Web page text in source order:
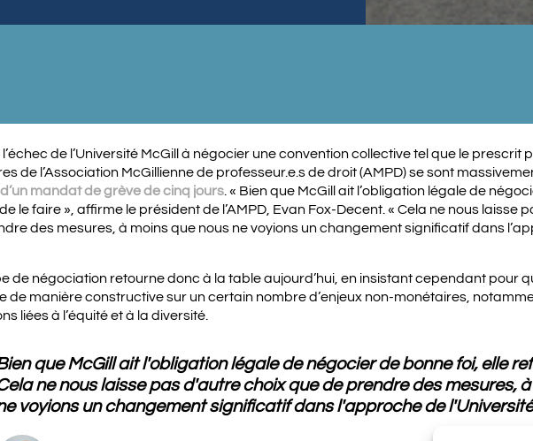
de l’Université McGill à négocier une convention collective tel que le prescrit
de l’Association McGillienne de professeur.e.s de droit (AMPD) se sont
mandat de grève de cinq jours.« Bien que McGill ait l’obligation légale de
le faire », affirme le président de l’AMPD, Evan Fox-Decent. « Cela ne nous laisse
des mesures, à moins que nous ne voyions un changement significatif dans
de négociation retourne donc à la table aujourd’hui, en insistant cependant pour
de manière constructive sur un certain nombre d’enjeux non-monétaires,
liées à l’équité et à la diversité.
que McGill ait l'obligation légale de négocier de bonne foi, elle
ne nous laisse pas d'autre choix que de prendre des mesures,
voyions un changement significatif dans l'approche de